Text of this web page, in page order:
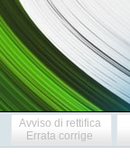
Avviso di rettifica
Errata corrige